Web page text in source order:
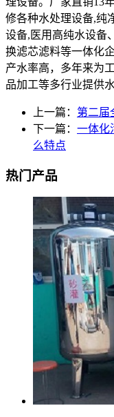
修各种水处理设备,纯
设备,医用高纯水设备
换滤芯滤料等一体化
产水率高，多年来为
品加工等多行业提供
上一篇： 第二届
下一篇： 一体化
么特点
热门产品